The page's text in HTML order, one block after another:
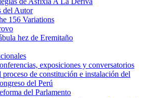
del Autor
156 Variations
hez de Eremitaño
exposiciones y conversatorios
proceso de constitución e instalación del
del Perú
del Parlamento